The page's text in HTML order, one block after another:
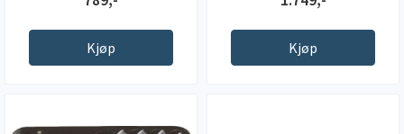
Kjøp Kjøp